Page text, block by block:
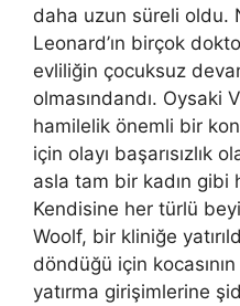
daha uzun süreli oldu.
Leonard’ın birçok
evliliğin çocuksuz
olmasındandı. Oysaki
hamilelik önemli bir
için olayı başarısızlık
asla tam bir kadın gibi
Kendisine her türlü
Woolf, bir kliniğe
döndüğü için
yatırma girişimlerine